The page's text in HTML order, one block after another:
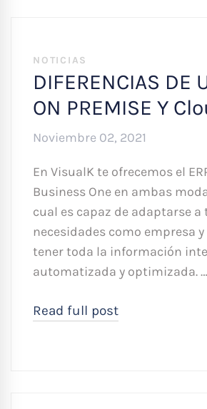
NOTICIAS
DIFERENCIAS DE
ON PREMISE Y
Noviembre 02, 2021
En VisualK te ofrecemos el
Business One en ambas
cual es capaz de adaptarse a
necesidades como empresa
tener toda la información
automatizada y optimizada. …
Read full post